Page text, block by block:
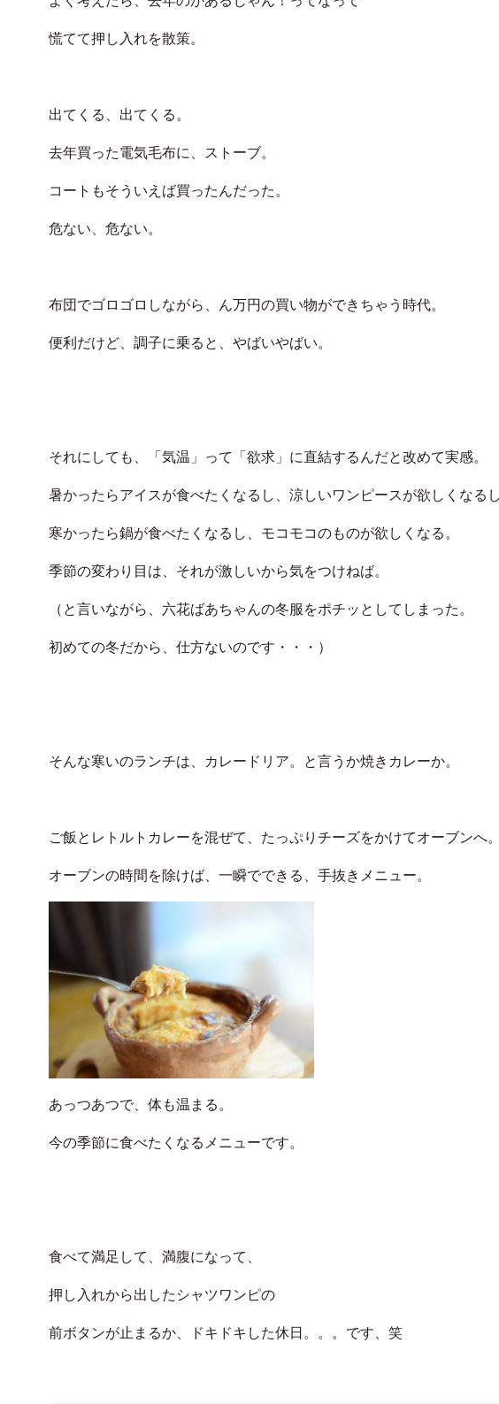
慌てて押し入れを散策。
出てくる、出てくる。
去年買った電気毛布に、ストーブ。
コートもそういえば買ったんだった。
危ない、危ない。
布団でゴロゴロしながら、ん万円の買い物ができちゃう時代。
便利だけど、調子に乗ると、やばいやばい。
それにしても、「気温」って「欲求」に直結するんだと改めて実感。
暑かったらアイスが食べたくなるし、涼しいワンピースが欲しくなる
寒かったら鍋が食べたくなるし、モコモコのものが欲しくなる。
季節の変わり目は、それが激しいから気をつけねば。
（と言いながら、六花ばあちゃんの冬服をポチッとしてしまった。
初めての冬だから、仕方ないのです・・・）
そんな寒いのランチは、カレードリア。と言うか焼きカレーか。
ご飯とレトルトカレーを混ぜて、たっぷりチーズをかけてオーブンへ
オーブンの時間を除けば、一瞬でできる、手抜きメニュー。
あっつあつで、体も温まる。
今の季節に食べたくなるメニューです。
食べて満足して、満腹になって、
押し入れから出したシャツワンピの
前ボタンが止まるか、ドキドキした休日。。。です、笑